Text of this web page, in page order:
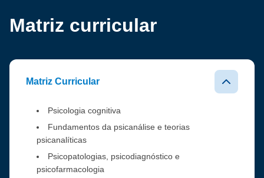
Matriz curricular
Matriz Curricular
Psicologia cognitiva
Fundamentos da psicanálise e teorias
psicanalíticas
Psicopatologias, psicodiagnóstico e
psicofarmacologia